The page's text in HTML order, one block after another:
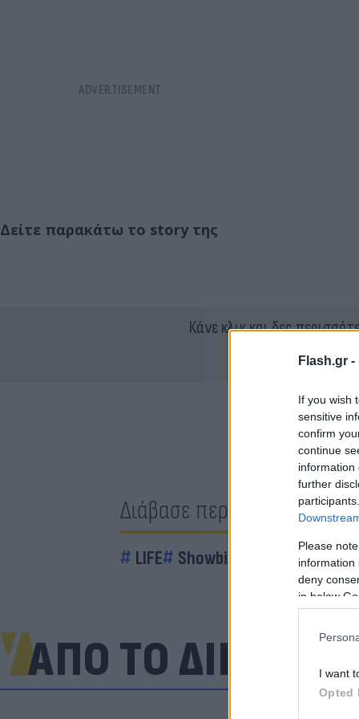
Flash.gr -
If you wish
sensitive
confirm
continue
information
further
Please
information
deny
in below
I want
Opted
Δείτε παρακάτω το story της
Κάνε κλικ και δες
Διάβασε περισσότερα
LIFE Showbiz
ΑΠΟ ΤΟ ΔΙΚΤΥΟ